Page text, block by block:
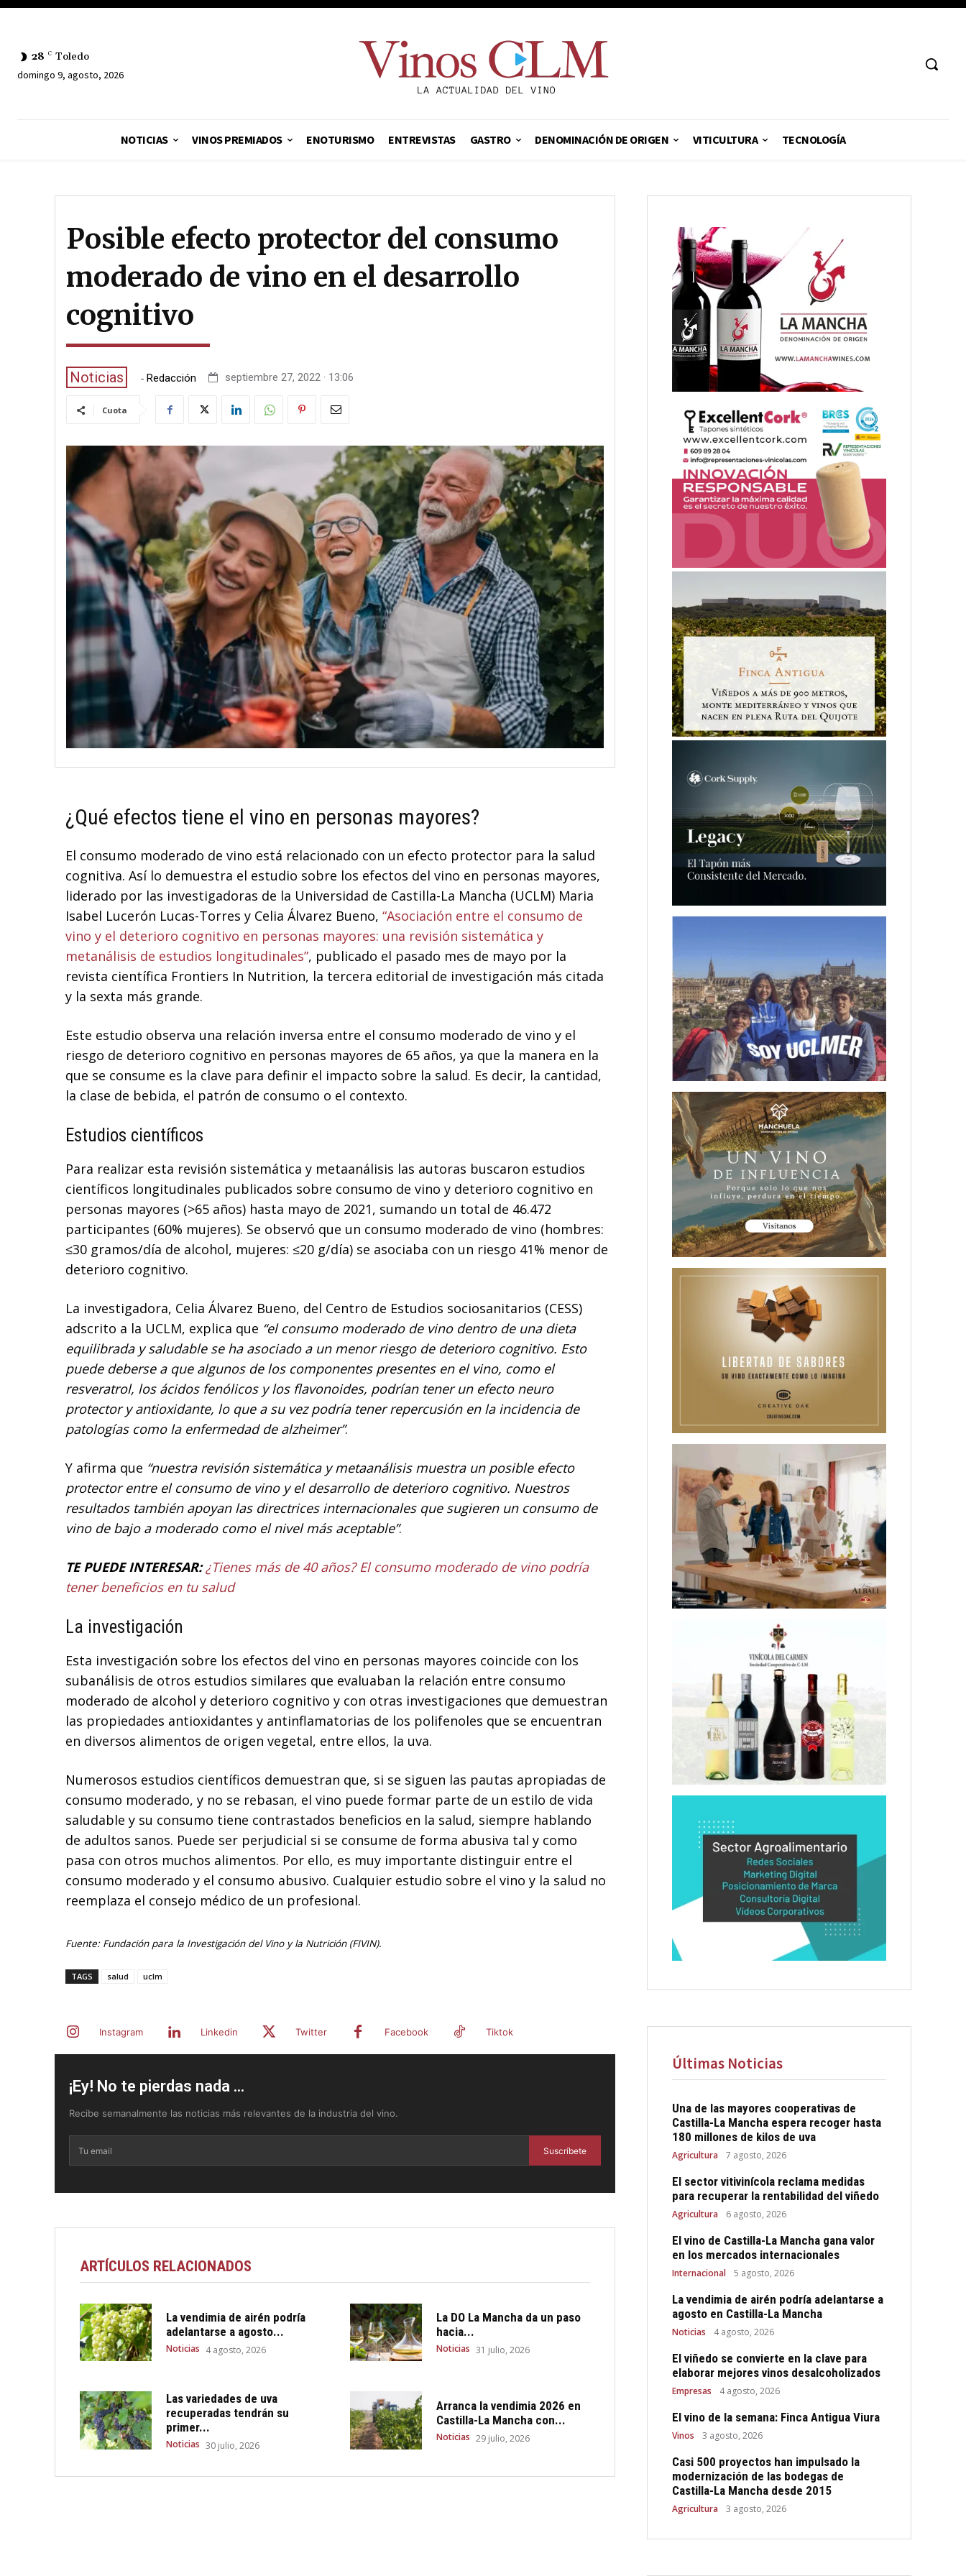
28 C Toledo
domingo 9, agosto, 2026
NOTICIAS VINOS PREMIADOS ENOTURISMO ENTREVISTAS GASTRO DENOMINACIÓN DE ORIGEN VITICULTURA TECNOLOGÍA
Posible efecto protector del consumo
moderado de vino en el desarrollo
cognitivo
Noticias - Redacción septiembre 27, 2022 · 13:06
Cuota
¿Qué efectos tiene el vino en personas mayores?
El consumo moderado de vino está relacionado con un efecto protector para la salud
cognitiva. Así lo demuestra el estudio sobre los efectos del vino en personas mayores,
liderado por las investigadoras de la Universidad de Castilla-La Mancha (UCLM) Maria
Isabel Lucerón Lucas-Torres y Celia Álvarez Bueno, “Asociación entre el consumo de
vino y el deterioro cognitivo en personas mayores: una revisión sistemática y
metanálisis de estudios longitudinales”, publicado el pasado mes de mayo por la
revista científica Frontiers In Nutrition, la tercera editorial de investigación más citada
y la sexta más grande.
Este estudio observa una relación inversa entre el consumo moderado de vino y el
riesgo de deterioro cognitivo en personas mayores de 65 años, ya que la manera en la
que se consume es la clave para definir el impacto sobre la salud. Es decir, la cantidad,
la clase de bebida, el patrón de consumo o el contexto.
Estudios científicos
Para realizar esta revisión sistemática y metaanálisis las autoras buscaron estudios
científicos longitudinales publicados sobre consumo de vino y deterioro cognitivo en
personas mayores (>65 años) hasta mayo de 2021, sumando un total de 46.472
participantes (60% mujeres). Se observó que un consumo moderado de vino (hombres:
≤30 gramos/día de alcohol, mujeres: ≤20 g/día) se asociaba con un riesgo 41% menor de
deterioro cognitivo.
La investigadora, Celia Álvarez Bueno, del Centro de Estudios sociosanitarios (CESS)
adscrito a la UCLM, explica que “el consumo moderado de vino dentro de una dieta
equilibrada y saludable se ha asociado a un menor riesgo de deterioro cognitivo. Esto
puede deberse a que algunos de los componentes presentes en el vino, como el
resveratrol, los ácidos fenólicos y los flavonoides, podrían tener un efecto neuro
protector y antioxidante, lo que a su vez podría tener repercusión en la incidencia de
patologías como la enfermedad de alzheimer”.
Y afirma que “nuestra revisión sistemática y metaanálisis muestra un posible efecto
protector entre el consumo de vino y el desarrollo de deterioro cognitivo. Nuestros
resultados también apoyan las directrices internacionales que sugieren un consumo de
vino de bajo a moderado como el nivel más aceptable”.
TE PUEDE INTERESAR: ¿Tienes más de 40 años? El consumo moderado de vino podría
tener beneficios en tu salud
La investigación
Esta investigación sobre los efectos del vino en personas mayores coincide con los
subanálisis de otros estudios similares que evaluaban la relación entre consumo
moderado de alcohol y deterioro cognitivo y con otras investigaciones que demuestran
las propiedades antioxidantes y antinflamatorias de los polifenoles que se encuentran
en diversos alimentos de origen vegetal, entre ellos, la uva.
Numerosos estudios científicos demuestran que, si se siguen las pautas apropiadas de
consumo moderado, y no se rebasan, el vino puede formar parte de un estilo de vida
saludable y su consumo tiene contrastados beneficios en la salud, siempre hablando
de adultos sanos. Puede ser perjudicial si se consume de forma abusiva tal y como
pasa con otros muchos alimentos. Por ello, es muy importante distinguir entre el
consumo moderado y el consumo abusivo. Cualquier estudio sobre el vino y la salud no
reemplaza el consejo médico de un profesional.
Fuente: Fundación para la Investigación del Vino y la Nutrición (FIVIN).
TAGS salud uclm
Instagram Linkedin Twitter Facebook Tiktok
¡Ey! No te pierdas nada ...
Recibe semanalmente las noticias más relevantes de la industria del vino.
Suscríbete
ARTÍCULOS RELACIONADOS
La vendimia de airén podría
adelantarse a agosto...
Noticias 4 agosto, 2026
La DO La Mancha da un paso
hacia...
Noticias 31 julio, 2026
Las variedades de uva
recuperadas tendrán su
primer...
Noticias 30 julio, 2026
Arranca la vendimia 2026 en
Castilla-La Mancha con...
Noticias 29 julio, 2026
Últimas Noticias
Una de las mayores cooperativas de
Castilla-La Mancha espera recoger hasta
180 millones de kilos de uva
Agricultura 7 agosto, 2026
El sector vitivinícola reclama medidas
para recuperar la rentabilidad del viñedo
Agricultura 6 agosto, 2026
El vino de Castilla-La Mancha gana valor
en los mercados internacionales
Internacional 5 agosto, 2026
La vendimia de airén podría adelantarse a
agosto en Castilla-La Mancha
Noticias 4 agosto, 2026
El viñedo se convierte en la clave para
elaborar mejores vinos desalcoholizados
Empresas 4 agosto, 2026
El vino de la semana: Finca Antigua Viura
Vinos 3 agosto, 2026
Casi 500 proyectos han impulsado la
modernización de las bodegas de
Castilla-La Mancha desde 2015
Agricultura 3 agosto, 2026